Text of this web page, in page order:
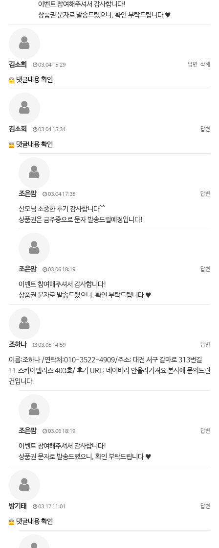
이벤트 참여해주셔서 감사합니다!
상품권 문자로 발송드렸으니, 확인 부탁드립니다 ♥
김소희 03.04 15:29 답변 삭제
댓글내용 확인
김소희 03.04 15:34 답변
댓글내용 확인
조은맘 03.04 17:35 답변
산모님 소중한 후기 감사합니다^^
상품권은 금주중으로 문자 발송드릴예정입니다!
조은맘 03.06 18:19 답변
이벤트 참여해주셔서 감사합니다!
상품권 문자로 발송드렸으니, 확인 부탁드립니다 ♥
조하나 03.05 14:59 답변
이름:조하나 /연락처:010-3522-4909/주소: 대전 서구 갈마로 313번길
11 스카이팰리스 403호/ 후기 URL: 네이버라 안올라가져요 본사에 문의드린
건입니다.
조은맘 03.06 18:19 답변
이벤트 참여해주셔서 감사합니다!
상품권 문자로 발송드렸으니, 확인 부탁드립니다 ♥
방기태 03.17 11:01 답변
댓글내용 확인